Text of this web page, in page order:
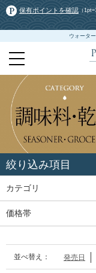
保有ポイントを確認 （
ウォータ
絞り込み項目
カテゴリ
価格帯
並べ替え： 発売日